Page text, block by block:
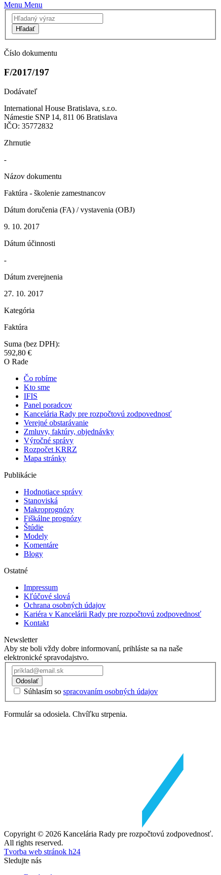
Menu Menu
Hľadať
Číslo dokumentu
F/2017/197
Dodávateľ
International House Bratislava, s.r.o.
Námestie SNP 14, 811 06 Bratislava
IČO: 35772832
Zhrnutie
-
Názov dokumentu
Faktúra - školenie zamestnancov
Dátum doručenia (FA) / vystavenia (OBJ)
9. 10. 2017
Dátum účinnosti
-
Dátum zverejnenia
27. 10. 2017
Kategória
Faktúra
Suma (bez DPH):
592,80 €
O Rade
Čo robíme
Kto sme
IFIS
Panel poradcov
Kancelária Rady pre rozpočtovú zodpovednosť
Verejné obstarávanie
Zmluvy, faktúry, objednávky
Výročné správy
Rozpočet KRRZ
Mapa stránky
Publikácie
Hodnotiace správy
Stanoviská
Makroprognózy
Fiškálne prognózy
Štúdie
Modely
Komentáre
Blogy
Ostatné
Impressum
Kľúčové slová
Ochrana osobných údajov
Kariéra v Kancelárii Rady pre rozpočtovú zodpovednosť
Kontakt
Newsletter
Aby ste boli vždy dobre informovaní, prihláste sa na naše
elektronické spravodajstvo.
Odoslať
Súhlasím so spracovaním osobných údajov
Formulár sa odosiela. Chvíľku strpenia.
Copyright © 2026 Kancelária Rady pre rozpočtovú zodpovednosť.
All rights reserved.
Tvorba web stránok h24
Sledujte nás